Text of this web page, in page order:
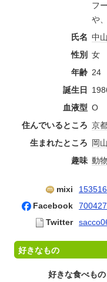
フ
や
氏名 中山
性別
女
年齢 24
誕生日
血液型 O
住んでいるところ 京
生まれたところ
岡
趣味 動物
mixi
Facebook
Twitter
好きなもの
好きな食べもの